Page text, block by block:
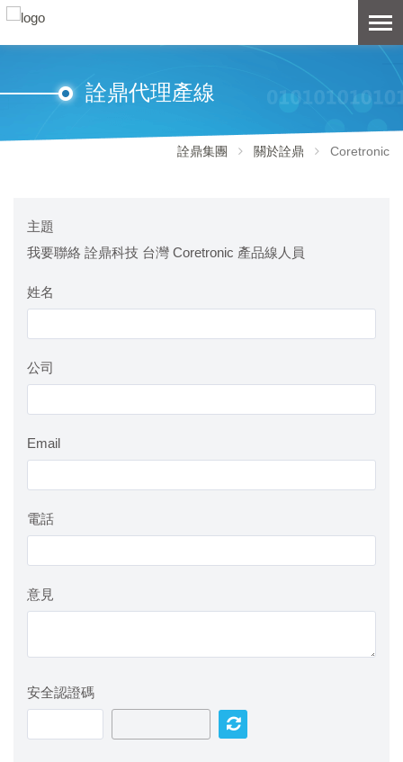
詮鼎代理產線
詮鼎集團 關於詮鼎 Coretronic
主題
我要聯絡 詮鼎科技 台灣 Coretronic 產品線人員
姓名
公司
Email
電話
意見
安全認證碼